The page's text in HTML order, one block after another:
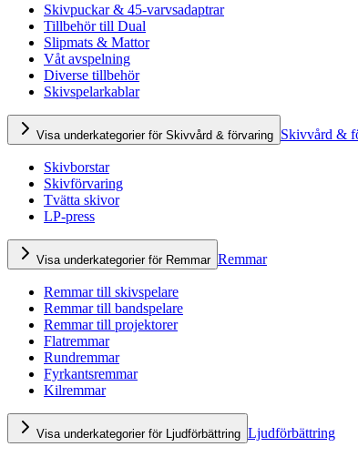
Skivpuckar & 45-varvsadaptrar
Tillbehör till Dual
Slipmats & Mattor
Våt avspelning
Diverse tillbehör
Skivspelarkablar
Visa underkategorier för Skivvård & förvaring Skivvård &
Skivborstar
Skivförvaring
Tvätta skivor
LP-press
Visa underkategorier för Remmar Remmar
Remmar till skivspelare
Remmar till bandspelare
Remmar till projektorer
Flatremmar
Rundremmar
Fyrkantsremmar
Kilremmar
Visa underkategorier för Ljudförbättring Ljudförbättring